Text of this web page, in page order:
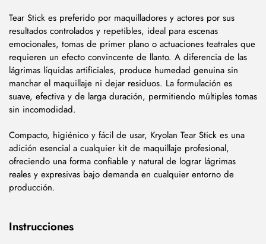
Tear Stick es preferido por maquilladores y actores por sus
resultados controlados y repetibles, ideal para escenas
emocionales, tomas de primer plano o actuaciones teatrales que
requieren un efecto convincente de llanto. A diferencia de las
lágrimas líquidas artificiales, produce humedad genuina sin
manchar el maquillaje ni dejar residuos. La formulación es
suave, efectiva y de larga duración, permitiendo múltiples tomas
sin incomodidad.
Compacto, higiénico y fácil de usar, Kryolan Tear Stick es una
adición esencial a cualquier kit de maquillaje profesional,
ofreciendo una forma confiable y natural de lograr lágrimas
reales y expresivas bajo demanda en cualquier entorno de
producción.
Instrucciones